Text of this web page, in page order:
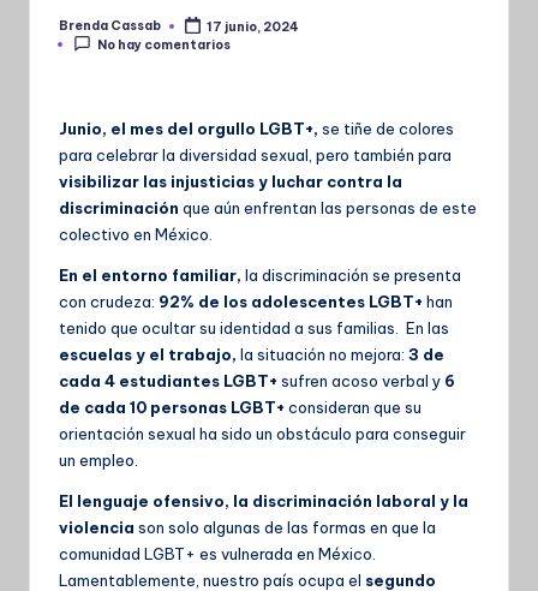
Publicado
por
Brenda Cassab
17 junio, 2024
No hay comentarios
Junio, el mes del orgullo LGBT+, se tiñe de colores
para celebrar la diversidad sexual, pero también para
visibilizar las injusticias y luchar contra la
discriminación que aún enfrentan las personas de este
colectivo en México.
En el entorno familiar, la discriminación se presenta
con crudeza: 92% de los adolescentes LGBT+ han
tenido que ocultar su identidad a sus familias. En las
escuelas y el trabajo, la situación no mejora: 3 de
cada 4 estudiantes LGBT+ sufren acoso verbal y 6
de cada 10 personas LGBT+ consideran que su
orientación sexual ha sido un obstáculo para conseguir
un empleo.
El lenguaje ofensivo, la discriminación laboral y la
violencia son solo algunas de las formas en que la
comunidad LGBT+ es vulnerada en México.
Lamentablemente, nuestro país ocupa el segundo